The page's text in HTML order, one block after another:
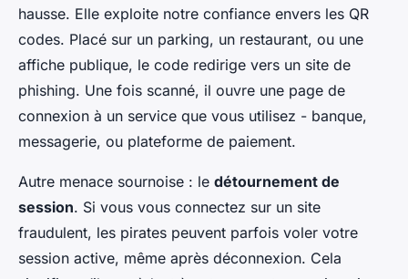
hausse. Elle exploite notre confiance envers les QR
codes. Placé sur un parking, un restaurant, ou une
affiche publique, le code redirige vers un site de
phishing. Une fois scanné, il ouvre une page de
connexion à un service que vous utilisez - banque,
messagerie, ou plateforme de paiement.
Autre menace sournoise : le détournement de
session. Si vous vous connectez sur un site
fraudulent, les pirates peuvent parfois voler votre
session active, même après déconnexion. Cela